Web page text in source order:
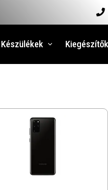
Készülékek Kiegészítők